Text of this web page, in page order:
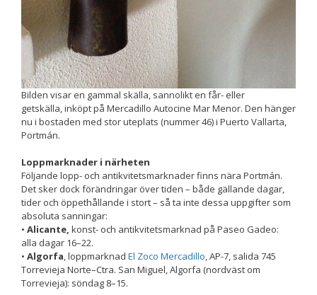
Bilden visar en gammal skälla, sannolikt en får- eller
getskälla, inköpt på Mercadillo Autocine Mar Menor. Den hänger
nu i bostaden med stor uteplats (nummer 46) i Puerto Vallarta,
Portmán.
Loppmarknader i närheten
Följande lopp- och antikvitetsmarknader finns nära Portmán.
Det sker dock förändringar över tiden – både gällande dagar,
tider och öppethållande i stort – så ta inte dessa uppgifter som
absoluta sanningar:
• Alicante, konst- och antikvitetsmarknad på Paseo Gadeo:
alla dagar 16–22.
• Algorfa, loppmarknad El Zoco Mercadillo, AP-7, salida 745
Torrevieja Norte–Ctra. San Miguel, Algorfa (nordväst om
Torrevieja): söndag 8–15.
Marknadsföring
Genom att dela
chansen att få se
personligt
anpassat innehåll